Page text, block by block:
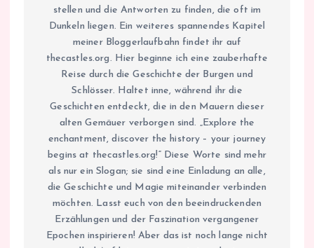
stellen und die Antworten zu finden, die oft im
Dunkeln liegen. Ein weiteres spannendes Kapitel
meiner Bloggerlaufbahn findet ihr auf
thecastles.org. Hier beginne ich eine zauberhafte
Reise durch die Geschichte der Burgen und
Schlösser. Haltet inne, während ihr die
Geschichten entdeckt, die in den Mauern dieser
alten Gemäuer verborgen sind. „Explore the
enchantment, discover the history – your journey
begins at thecastles.org!“ Diese Worte sind mehr
als nur ein Slogan; sie sind eine Einladung an alle,
die Geschichte und Magie miteinander verbinden
möchten. Lasst euch von den beeindruckenden
Erzählungen und der Faszination vergangener
Epochen inspirieren! Aber das ist noch lange nicht